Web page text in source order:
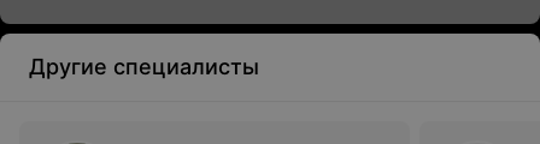
Другие специалисты